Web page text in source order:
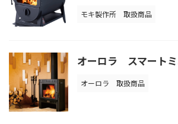
モキ製作所 取扱商品
オーロラ スマート
オーロラ 取扱商品